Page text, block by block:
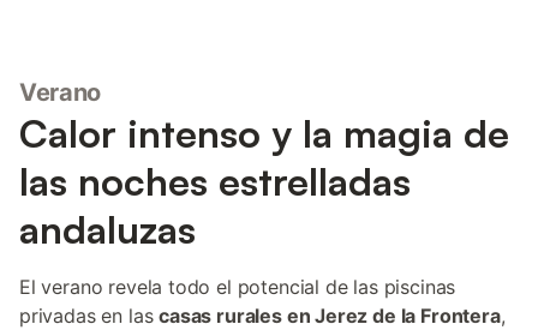
Verano
Calor intenso y la magia de
las noches estrelladas
andaluzas
El verano revela todo el potencial de las piscinas
privadas en lascasas rurales en Jerez de la Frontera,